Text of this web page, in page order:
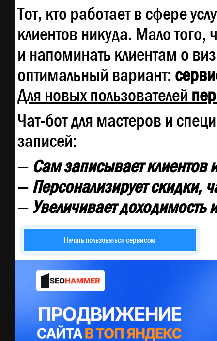
Тот, кто работает в сфере
клиентов никуда. Мало того,
и напоминать клиентам о
оптимальный вариант:
Для новых пользователей
Чат-бот для мастеров и
записей:
— Сам записывает клиентов
— Персонализирует скидки,
— Увеличивает доходимость
Начать пользоваться сервисом